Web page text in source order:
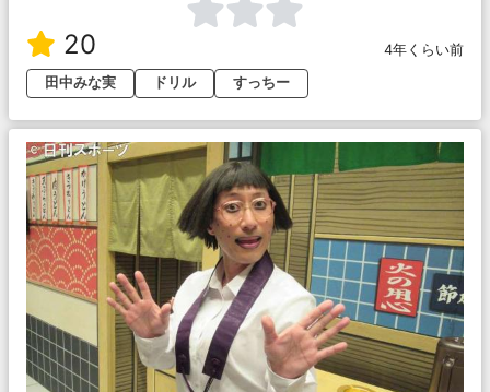
20
4年くらい前
田中みな実
ドリル すっちー